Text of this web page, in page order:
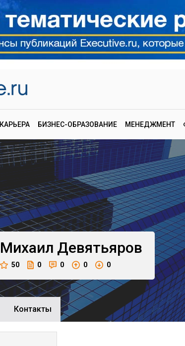
КАРЬЕРА БИЗНЕС-ОБРАЗОВАНИЕ МЕНЕДЖМЕНТ
Михаил Девятьяров
50 0 0 0 0
Контакты